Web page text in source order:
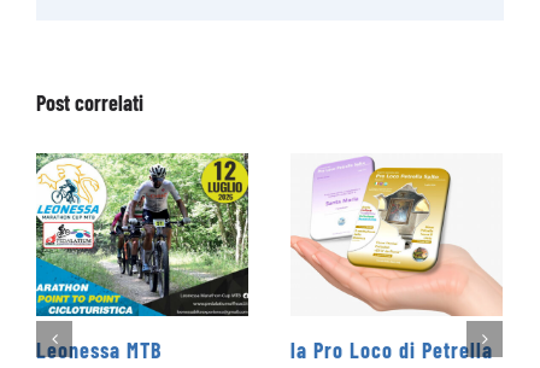
Post correlati
MTB
la Pro Loco di Petrella
La